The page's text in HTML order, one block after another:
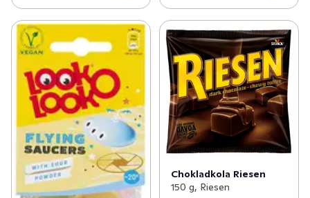
Chokladkola Riesen
150 g, Riesen